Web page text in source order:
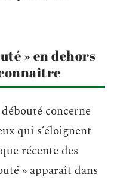
» en dehors
concerne
qui s’éloignent
récente des
» apparaît dans